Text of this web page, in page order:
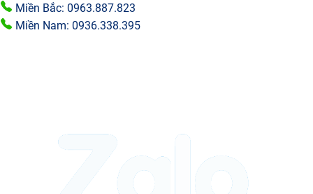
Miền Bắc: 0963.887.823
Miền Nam: 0936.338.395